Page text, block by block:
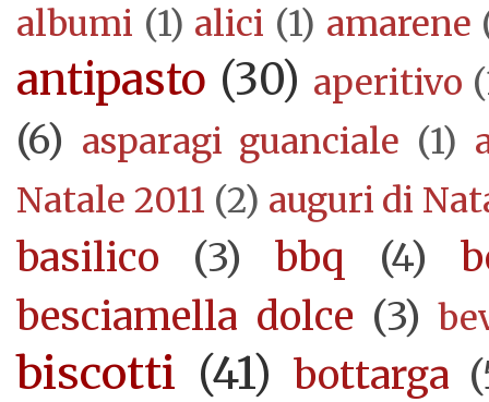
albumi (1) alici (1) amarene
antipasto (30) aperitivo
(6) asparagi guanciale (1)
Natale 2011 (2) auguri di
basilico (3) bbq (4)
besciamella dolce (3)
biscotti (41) bottarga